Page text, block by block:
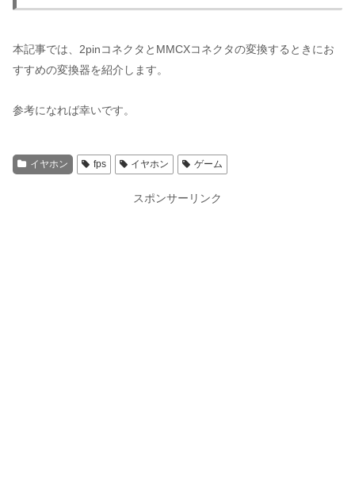
本記事では、2pinコネクタとMMCXコネクタの変換するときにお
すすめの変換器を紹介します。
参考になれば幸いです。
イヤホン fps イヤホン ゲーム
スポンサーリンク